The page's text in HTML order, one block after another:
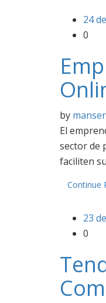
24
0
by
El
sector de
faciliten
Continue
23
0